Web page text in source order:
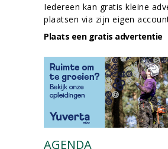
Iedereen kan gratis kleine
plaatsen via zijn eigen
Plaats een gratis advertentie
AGENDA